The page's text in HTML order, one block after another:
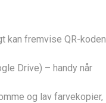
kan fremvise QR-koden
Drive) – handy når
og lav farvekopier,